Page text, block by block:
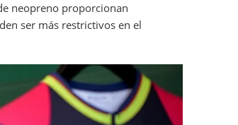
neopreno proporcionan
ser más restrictivos en el